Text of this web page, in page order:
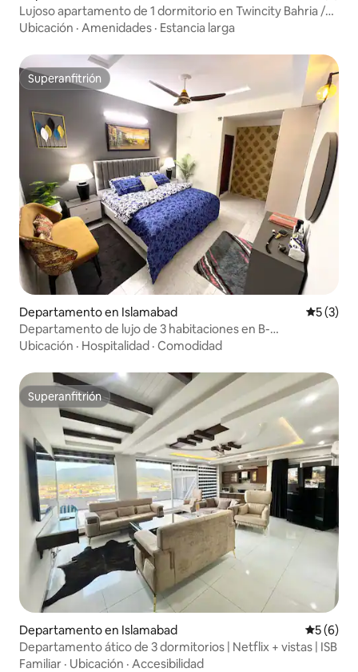
Lujoso apartamento de 1 dormitorio en Twincity Bahria /
Isb
Ubicación · Amenidades · Estancia larga
Superanfitrión
Superanfitrión
Departamento en Islamabad
5 (3)
Departamento de lujo de 3 habitaciones en B-
17/Islamabad
Ubicación · Hospitalidad · Comodidad
Superanfitrión
Superanfitrión
Departamento en Islamabad
5 (6)
Departamento ático de 3 dormitorios | Netflix + vistas | ISB
Familiar · Ubicación · Accesibilidad